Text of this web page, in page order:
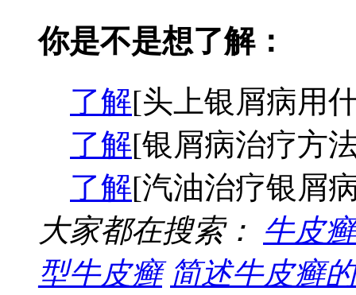
你是不是想了解：
了解[头上银屑病用
了解[银屑病治疗方
了解[汽油治疗银屑
大家都在搜索： 牛皮
型牛皮癣 简述牛皮癣